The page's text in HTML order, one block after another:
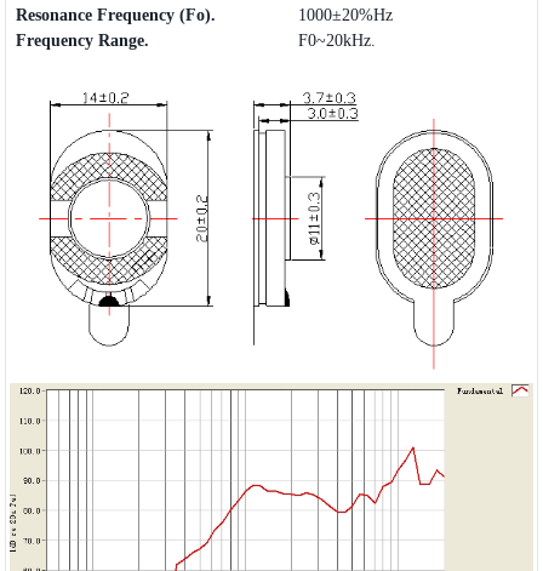
Resonance Frequency (Fo).
1000±20%Hz
Frequency Range. F0~20kHz.